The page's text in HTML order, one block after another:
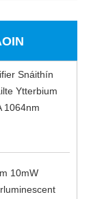
Snáithín
Ytterbium
1064nm
10mW